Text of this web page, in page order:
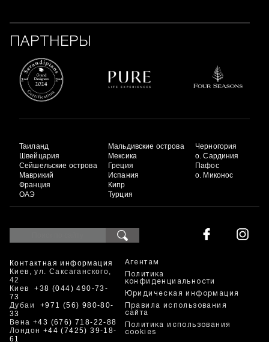
ПАРТНЕРЫ
Таиланд
Швейцария
Сейшельские острова
Маврикий
Франция
ОАЭ
Мальдивские острова
Мексика
Греция
Испания
Кипр
Турция
Черногория
о. Сардиния
Пафос
о. Миконос
Контактная информация
Киев, ул. Саксаганского,
42
Киев+38 (044) 490-73-
73
Дубаи +971 (56) 980-80-
33
Вена +43 (676) 718-22-88
Лондон +44 (7425) 39-18-
61
Агентам
Политика
конфиденциальности
Юридическая информация
Правила использования
сайта
Политика использования
cookies